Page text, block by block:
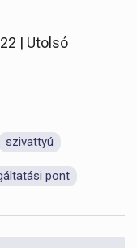
| Utolsó
szivattyú
pont